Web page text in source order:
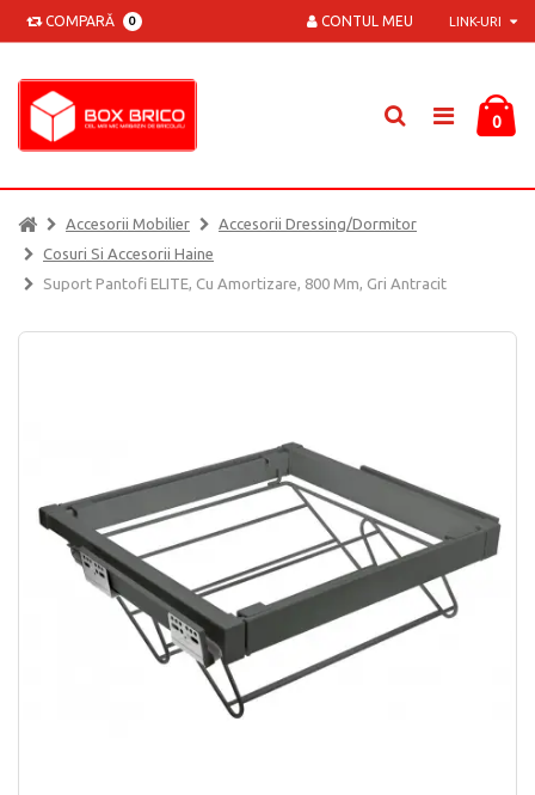
COMPARĂ 0 LINK-URI
CONTUL MEU
0
Accesorii Mobilier
Accesorii Dressing/dormitor
Cosuri Si Accesorii Haine
Suport Pantofi ELITE, Cu Amortizare, 800 Mm, Gri Antracit